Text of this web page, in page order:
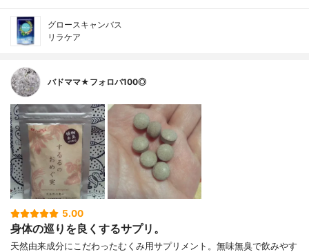
グロースキャンバス
リラケア
バドママ★フォロバ100◎
5.00
身体の巡りを良くするサプリ。
天然由来成分にこだわったむくみ用サプリメント。無味無臭で飲みやす